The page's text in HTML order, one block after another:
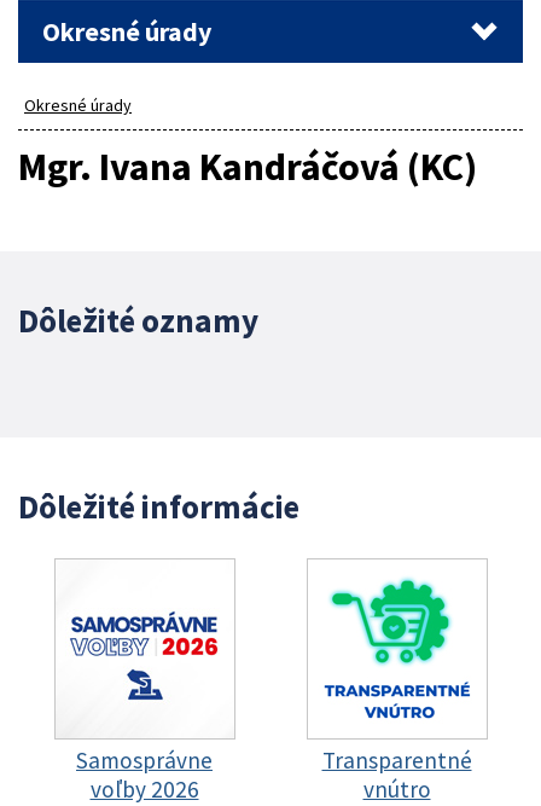
Okresné úrady
Okresné úrady
Mgr. Ivana Kandráčová (KC)
Dôležité oznamy
Dôležité informácie
Samosprávne
voľby 2026
Transparentné
vnútro